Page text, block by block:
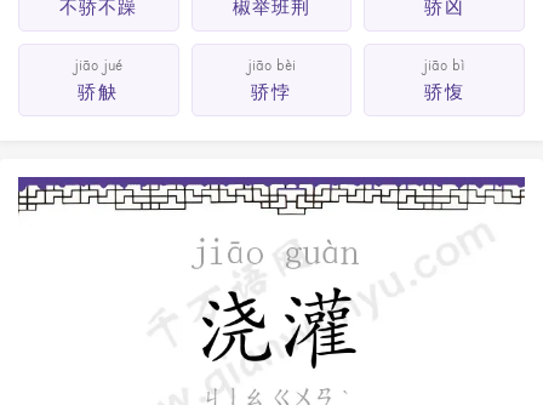
不骄不躁 椒举班荆 骄凶
jiāo jué
骄觖
jiāo bèi
骄悖
jiāo bì
骄愎